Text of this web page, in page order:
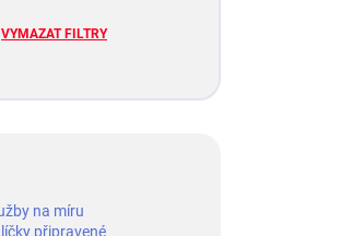
VYMAZAT FILTRY
na míru
připravené